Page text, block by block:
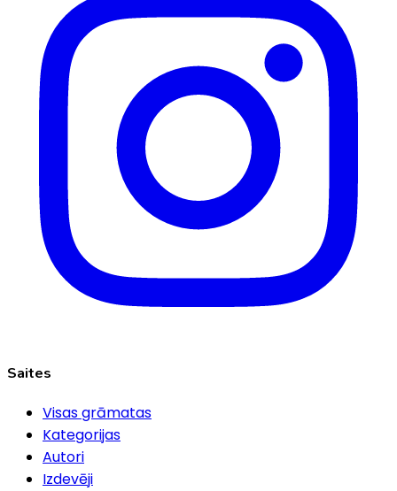
Saites
Visas grāmatas
Kategorijas
Autori
Izdevēji